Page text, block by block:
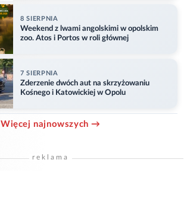
8 SIERPNIA
Weekend z lwami angolskimi w opolskim
zoo. Atos i Portos w roli głównej
7 SIERPNIA
Zderzenie dwóch aut na skrzyżowaniu
Kośnego i Katowickiej w Opolu
Więcej najnowszych →
reklama